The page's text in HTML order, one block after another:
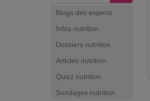
Blogs des experts
Infos nutrition
Dossiers nutrition
Articles nutrition
Quizz nutrition
Sondages nutrition